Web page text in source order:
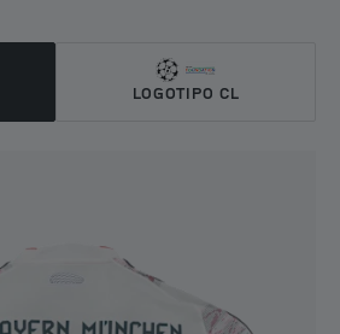
LOGOTIPO CL